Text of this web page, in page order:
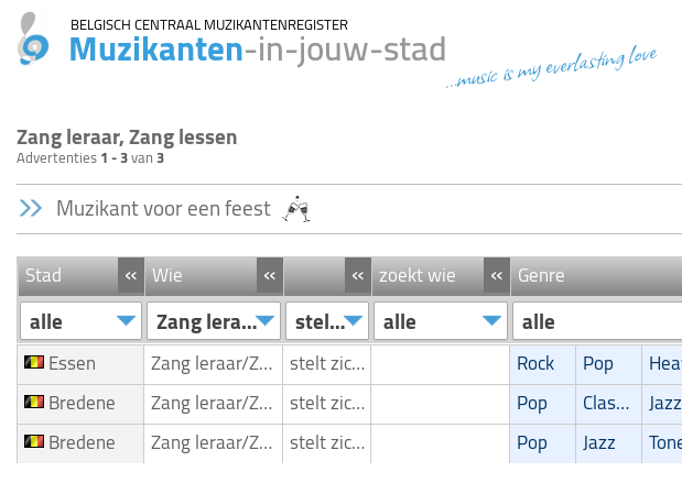
BELGISCH CENTRAAL MUZIKANTENREGISTER
Muzikanten-in-jouw-stad...music is my everlasting love
Zang leraar, Zang lessen
Advertenties1 - 3van3
Muzikant voor een feest
Stad « Wie « « zoekt wie « Genre
alle Zang leraar/Zang lessen stelt zich voor alle alle
Essen Zang leraar/Zang lessen stelt zich voor Rock Pop
Bredene Zang leraar/Zang lessen stelt zich voor Pop Classic Jazz
Bredene Zang leraar/Zang lessen stelt zich voor Pop Jazz